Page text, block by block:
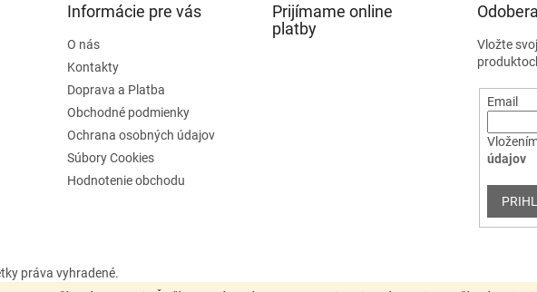
Informácie pre vás
O nás
Kontakty
Doprava a Platba
Obchodné podmienky
Ochrana osobných údajov
Súbory Cookies
Hodnotenie obchodu
Prijímame online
platby
Vložte
Email
údajov
práva vyhradené.